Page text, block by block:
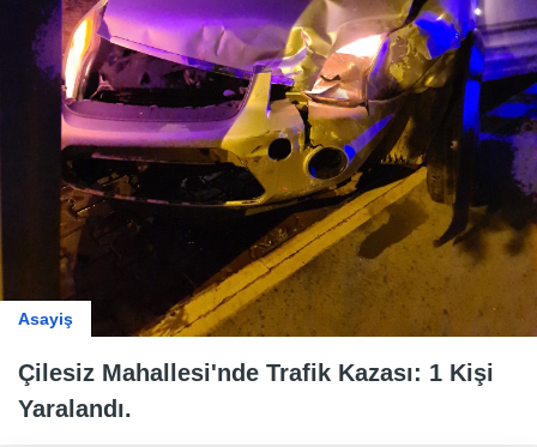
Asayiş
Çilesiz Mahallesi'nde Trafik Kazası: 1 Kişi
Yaralandı.